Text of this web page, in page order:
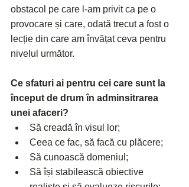
obstacol pe care l-am privit ca pe o
provocare și care, odată trecut a fost o
lecție din care am învățat ceva pentru
nivelul următor.
Ce sfaturi ai pentru cei care sunt la
început de drum în adminsitrarea
unei afaceri?
Să creadă în visul lor;
Ceea ce fac, să facă cu plăcere;
Să cunoască domeniul;
Să își stabilească obiective